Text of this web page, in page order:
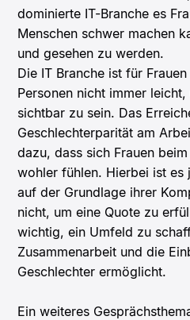
dominierte IT-Branche es
Menschen schwer machen
und gesehen zu werden.
Die IT Branche ist für
Personen nicht immer
sichtbar zu sein. Das
Geschlechterparität am
dazu, dass sich Frauen
wohler fühlen. Hierbei ist es
auf der Grundlage ihrer
nicht, um eine Quote zu
wichtig, ein Umfeld zu
Zusammenarbeit und die
Geschlechter ermöglicht.
Ein weiteres